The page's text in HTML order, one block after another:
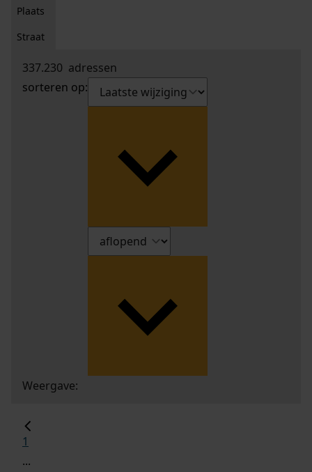
Plaats
Straat
337.230 adressen
sorteren op:
Weergave:
1
...